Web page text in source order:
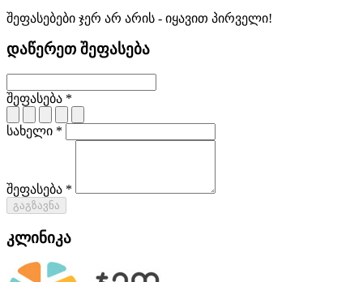
შეფასებები ჯერ არ არის - იყავით პირველი!
დაწერეთ შეფასება
შეფასება *
სახელი *
შეფასება *
გაგზავნა
კლინიკა